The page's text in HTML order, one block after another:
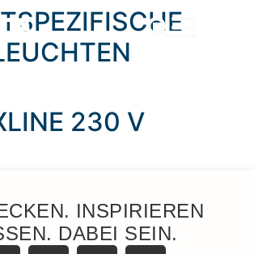
230 V
INSPIRIEREN
DABEI SEIN.